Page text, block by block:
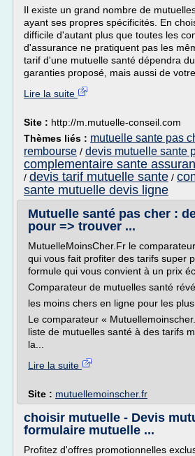
Il existe un grand nombre de
ayant ses propres spécificités. En
difficile d'autant plus que toutes les
d'assurance ne pratiquent pas les
tarif d'une mutuelle santé dépendra
garanties proposé, mais aussi de votre
Lire la suite
Site : http://m.mutuelle-conseil.com
Thèmes liés : mutuelle sante pas
rembourse / devis mutuelle sante
complementaire sante
/ devis tarif mutuelle sante /
sante mutuelle devis ligne
Mutuelle santé pas cher :
pour => trouver ...
MutuelleMoinsCher.Fr le
qui vous fait profiter des tarifs super
formule qui vous convient à un prix
Comparateur de mutuelles santé
les moins chers en ligne pour les
Le comparateur «
liste de mutuelles santé à des tarifs
la...
Lire la suite
Site : mutuellemoinscher.fr
choisir mutuelle - Devis
formulaire mutuelle ...
Profitez d'offres promotionnelles